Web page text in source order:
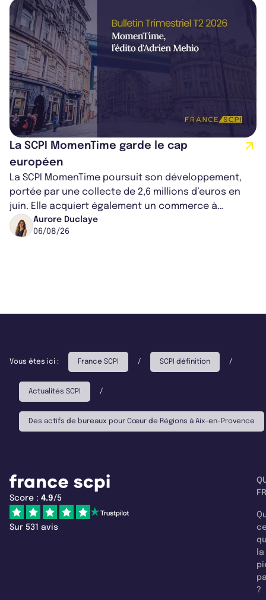
La SCPI MomenTime garde le cap
européen
La SCPI MomenTime poursuit son développement,
portée par une collecte de 2,6 millions d’euros en
juin. Elle acquiert également un commerce à
Worcester, place une plateforme logisti...
Aurore Duclaye
06/08/26
Vous êtes ici : France SCPI / SCPI définition /
Actualités SCPI /
Des actifs de bureaux pour Cœur de Régions à Aix-en-Provence
Score : 4.9/5
Sur 531 avis
la
?